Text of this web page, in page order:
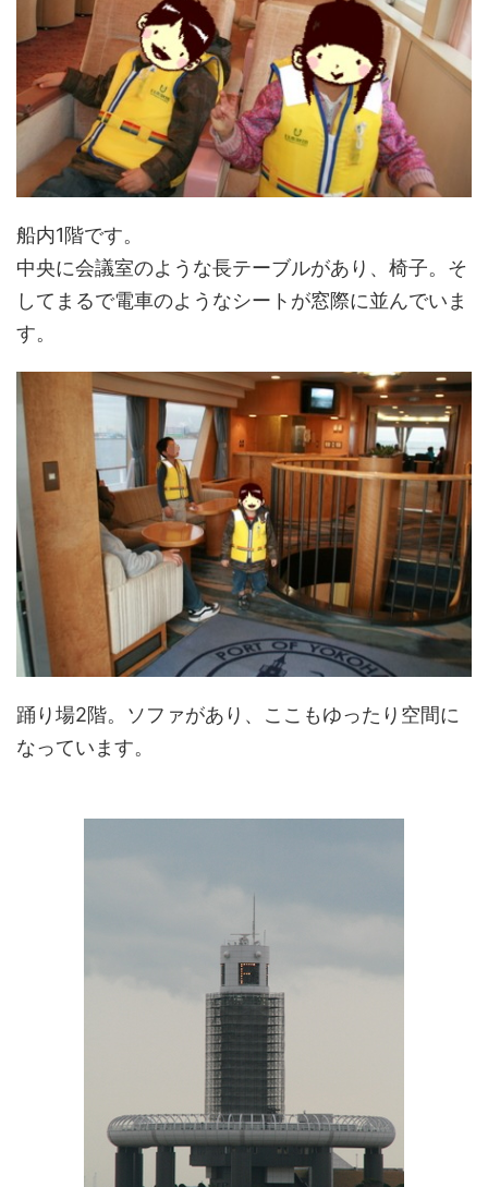
船内1階です。
中央に会議室のような長テーブルがあり、椅子。そ
してまるで電車のようなシートが窓際に並んでいま
す。
踊り場2階。ソファがあり、ここもゆったり空間に
なっています。